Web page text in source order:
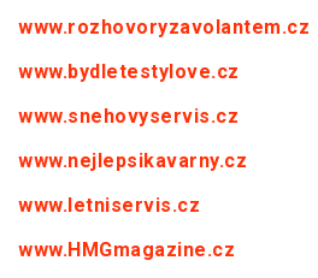
www.rozhovoryzavolantem.cz
www.bydletestylove.cz
www.snehovyservis.cz
www.nejlepsikavarny.cz
www.letniservis.cz
www.HMGmagazine.cz